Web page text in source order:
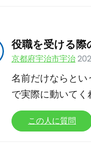
役職を受ける際
京都府宇治市宇治
名前だけならと
で実際に動いて
この人に質問